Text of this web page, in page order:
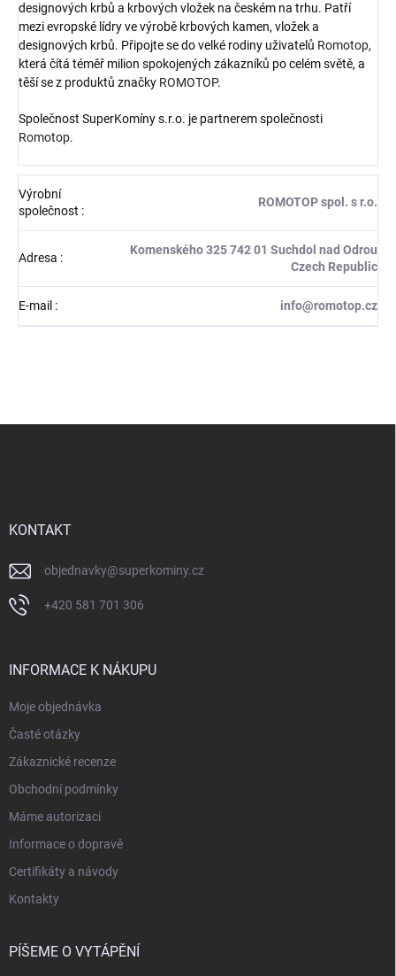
designových krbů a krbových vložek na českém na trhu. Patří
mezi evropské lídry ve výrobě krbových kamen, vložek a
designových krbů. Připojte se do velké rodiny uživatelů Romotop,
která čítá téměř milion spokojených zákazníků po celém světě, a
těší se z produktů značky ROMOTOP.
Společnost SuperKomíny s.r.o. je partnerem společnosti
Romotop.
Výrobní
společnost :
ROMOTOP spol. s r.o.
Adresa :
Komenského 325 742 01 Suchdol nad Odrou
Czech Republic
E-mail : info@romotop.cz
KONTAKT
objednavky@superkominy.cz
+420 581 701 306
INFORMACE K NÁKUPU
Moje objednávka
Časté otázky
Zákaznické recenze
Obchodní podmínky
Máme autorizaci
Informace o dopravě
Certifikáty a návody
Kontakty
PÍŠEME O VYTÁPĚNÍ